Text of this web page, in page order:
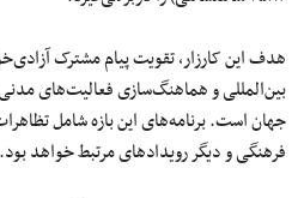
هدف این کارزار، تقویت پیام مشترک
بین‌المللی و هماهنگ‌سازی فعالیت‌های
جهان است. برنامه‌های این بازه شامل
فرهنگی و دیگر رویدادهای مرتبط خواهد بود.